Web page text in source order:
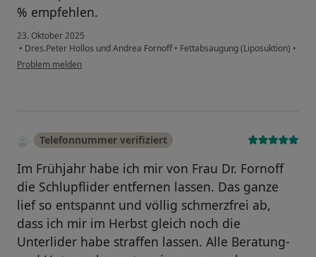
% empfehlen.
23. Oktober 2025
• Dres.Peter Hollos und Andrea Fornoff• Fettabsaugung (Liposuktion) •
Problem melden
Telefonnummer verifiziert
Im Frühjahr habe ich mir von Frau Dr. Fornoff
die Schlupflider entfernen lassen. Das ganze
lief so entspannt und völlig schmerzfrei ab,
dass ich mir im Herbst gleich noch die
Unterlider habe straffen lassen. Alle Beratung-